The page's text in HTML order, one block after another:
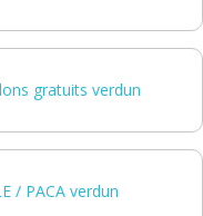
gratuits verdun
/ PACA verdun